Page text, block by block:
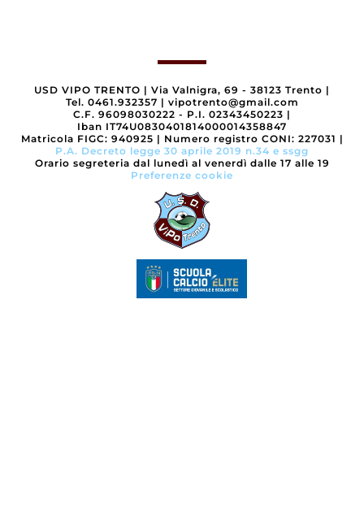
USD VIPO TRENTO | Via Valnigra, 69 - 38123 Trento |
Tel. 0461.932357 | vipotrento@gmail.com
C.F. 96098030222 - P.I. 02343450223 |
Iban IT74U0830401814000014358847
Matricola FIGC: 940925 | Numero registro CONI: 227031 |
P.A. Decreto legge 30 aprile 2019 n.34 e ssgg
Orario segreteria dal lunedì al venerdì dalle 17 alle 19
Preferenze cookie